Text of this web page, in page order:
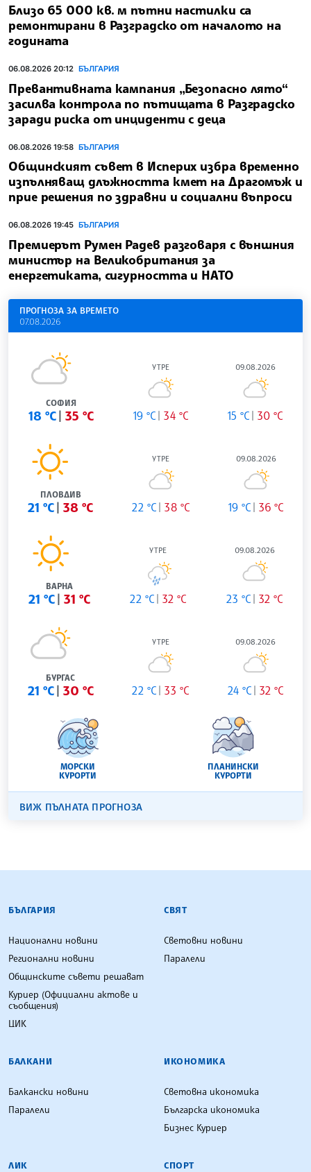
Близо 65 000 кв. м пътни настилки са
ремонтирани в Разградско от началото на
годината
06.08.2026 20:12 БЪЛГАРИЯ
Превантивната кампания „Безопасно лято“
засилва контрола по пътищата в Разградско
заради риска от инциденти с деца
06.08.2026 19:58 БЪЛГАРИЯ
Общинският съвет в Исперих избра временно
изпълняващ длъжността кмет на Драгомъж и
прие решения по здравни и социални въпроси
06.08.2026 19:45 БЪЛГАРИЯ
Премиерът Румен Радев разговаря с външния
министър на Великобритания за
енергетиката, сигурността и НАТО
ПРОГНОЗА ЗА ВРЕМЕТО
07.08.2026
СОФИЯ
18 °C 35 °C
УТРЕ
19 °C 34 °C
09.08.2026
15 °C 30 °C
ПЛОВДИВ
21 °C 38 °C
УТРЕ
22 °C 38 °C
09.08.2026
19 °C 36 °C
ВАРНА
21 °C 31 °C
УТРЕ
22 °C 32 °C
09.08.2026
23 °C 32 °C
БУРГАС
21 °C 30 °C
УТРЕ
22 °C 33 °C
09.08.2026
24 °C 32 °C
МОРСКИ
КУРОРТИ
ПЛАНИНСКИ
КУРОРТИ
ВИЖ ПЪЛНАТА ПРОГНОЗА
БЪЛГАРСКА ТЕЛЕГРАФНА АГЕНЦИЯ
БЪЛГАРИЯ
Национални новини
Регионални новини
Общинските съвети решават
Куриер (Официални актове и
съобщения)
ЦИК
СВЯТ
Световни новини
Паралели
БАЛКАНИ
Балкански новини
Паралели
ИКОНОМИКА
Световна икономика
Българска икономика
Бизнес Куриер
ЛИК СПОРТ